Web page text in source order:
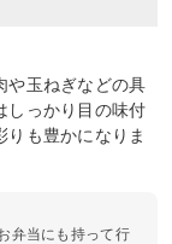
や玉ねぎなどの具
しっかり目の味付
も豊かになりま
弁当にも持って行